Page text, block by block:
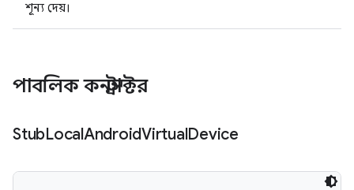
শূন্য দেয়।
পাবলিক কনস্ট্রাক্টর
StubLocalAndroidVirtualDevice